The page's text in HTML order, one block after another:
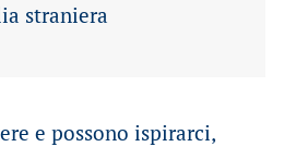
straniera
e possono ispirarci,